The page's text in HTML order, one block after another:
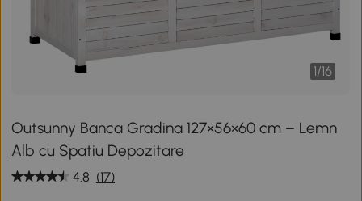
1/16
Outsunny Banca Gradina 127×56×60 cm – Lemn
Alb cu Spatiu Depozitare
4.8 (17)